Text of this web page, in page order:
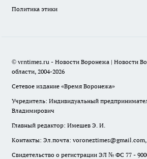
Политика этики
© vrntimes.ru - Новости Воронежа | Новости
области, 2004-2026
Сетевое издание «Время Воронежа»
Учредитель: Индивидуальный
Владимирович
Главный редактор: Имешев Э. И.
Контакты: Эл.почта: voroneztimes@gmail.com,
Свидетельство о регистрации ЭЛ № ФС 77 -